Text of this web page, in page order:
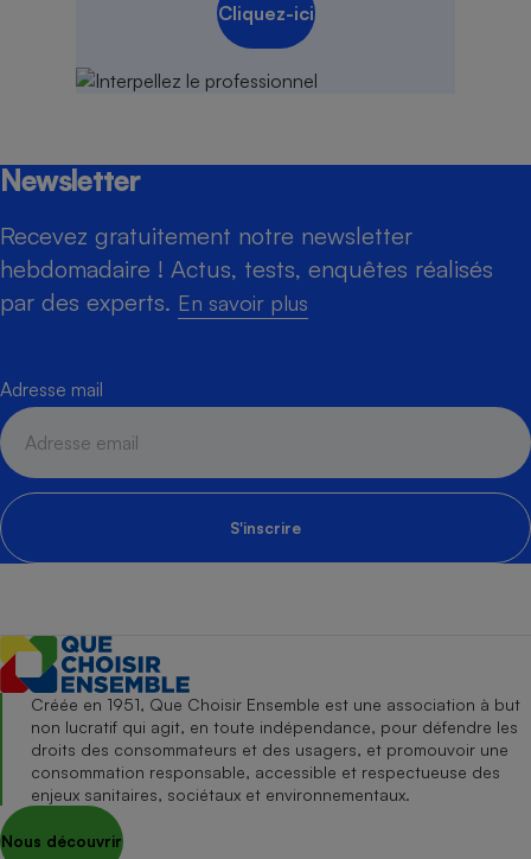
Cliquez-ici
Newsletter
Recevez gratuitement notre newsletter
hebdomadaire ! Actus, tests, enquêtes réalisés
par des experts. En savoir plus
Adresse mail
S'inscrire
Créée en 1951, Que Choisir Ensemble est une association à but
non lucratif qui agit, en toute indépendance, pour défendre les
droits des consommateurs et des usagers, et promouvoir une
consommation responsable, accessible et respectueuse des
enjeux sanitaires, sociétaux et environnementaux.
Nous découvrir